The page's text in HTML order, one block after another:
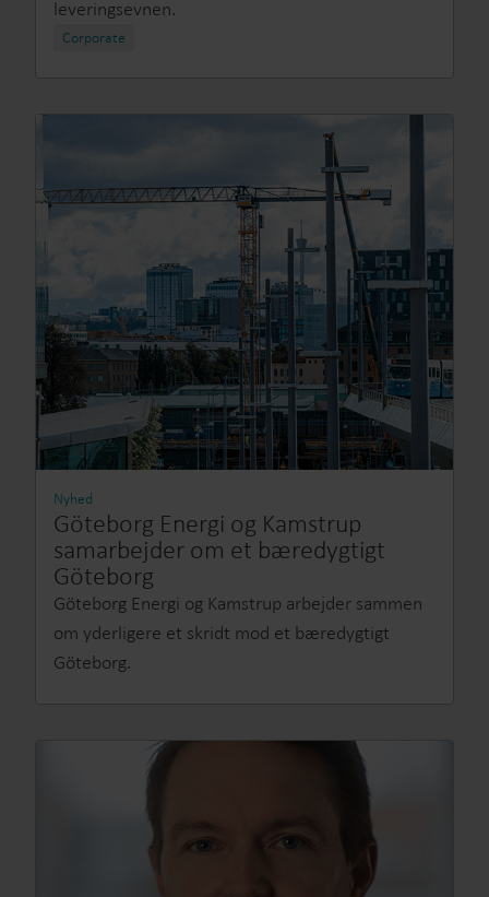
leveringsevnen.
Corporate
Nyhed
Göteborg Energi og Kamstrup
samarbejder om et bæredygtigt
Göteborg
Göteborg Energi og Kamstrup arbejder sammen
om yderligere et skridt mod et bæredygtigt
Göteborg.